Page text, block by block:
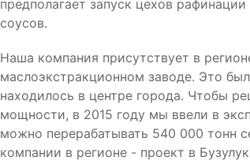
предполагает запуск цехов
соусов.
Наша компания присутствует в
маслоэкстракционном заводе. Это
находилось в центре города. Чтобы
мощности, в 2015 году мы ввели в
можно перерабатывать 540 000 тонн
компании в регионе - проект в